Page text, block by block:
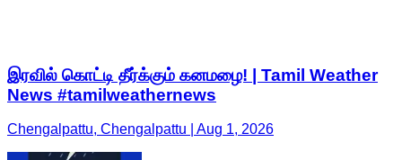
இரவில் கொட்டி தீர்க்கும் கனமழை! | Tamil Weather
News #tamilweathernews
Chengalpattu, Chengalpattu | Aug 1, 2026